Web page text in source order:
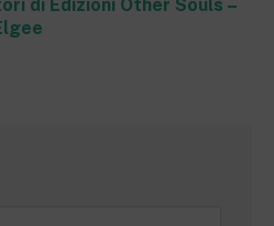
di Edizioni Other Souls –